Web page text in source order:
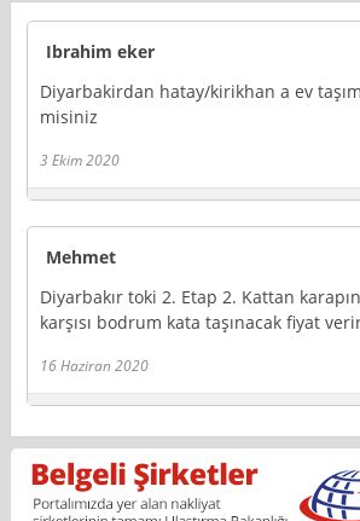
Ibrahim eker
Diyarbakirdan hatay/kirikhan a ev
misiniz
3 Ekim 2020
Mehmet
Diyarbakır toki 2. Etap 2. Kattan
karşısı bodrum kata taşınacak fiyat
16 Haziran 2020